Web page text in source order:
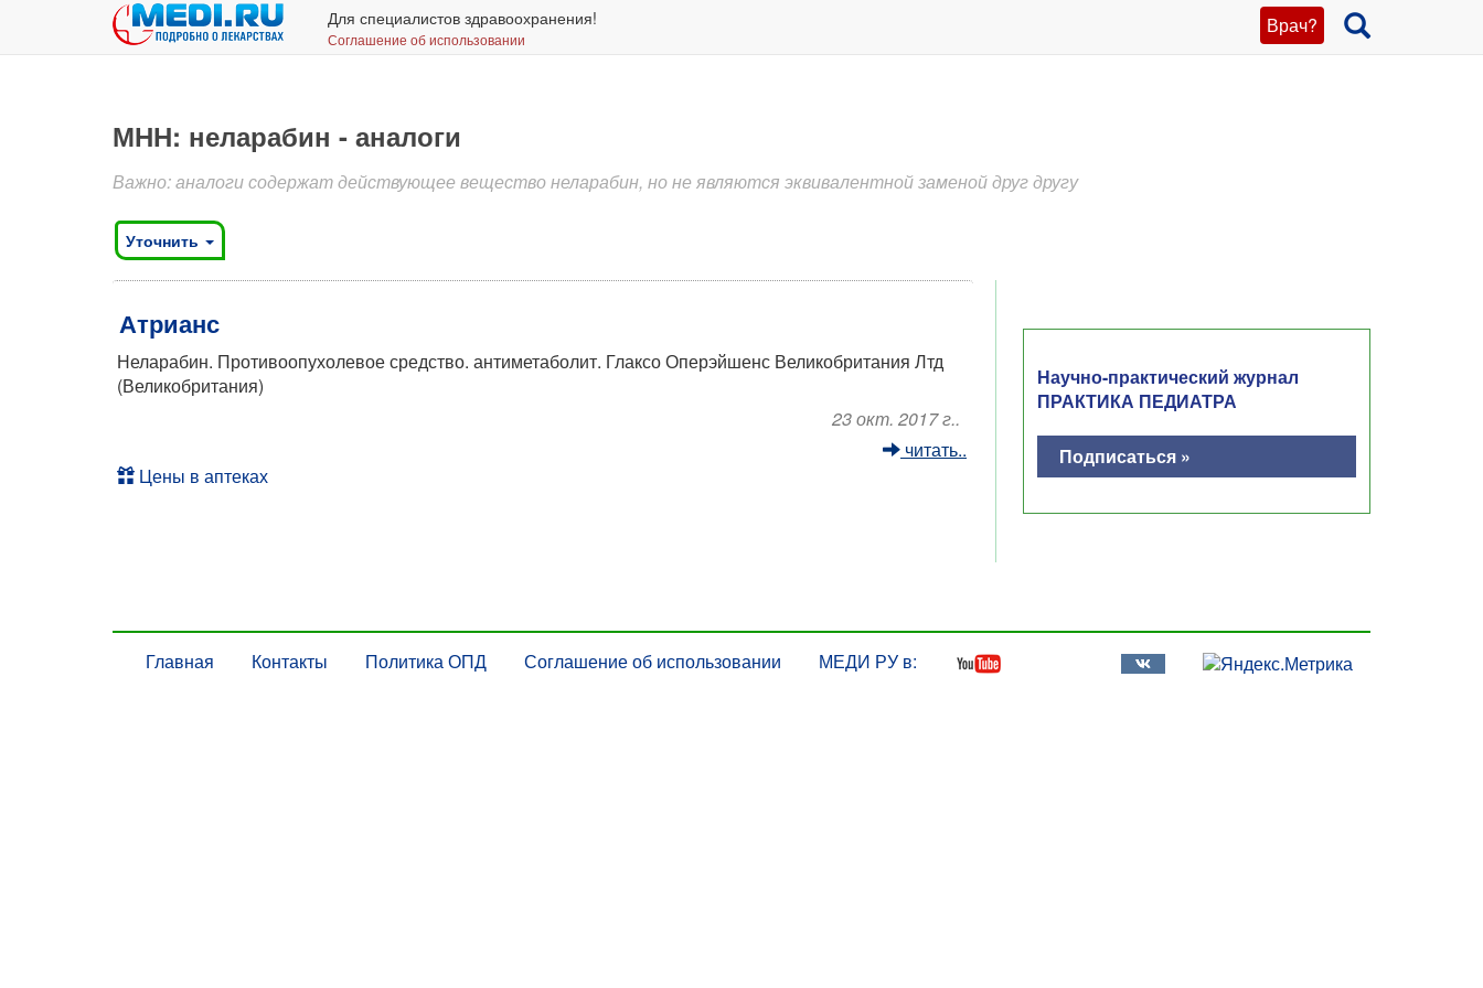
Врач?
Для специалистов здравоохранения!
Соглашение об использовании
МНН: неларабин - аналоги
Важно: аналоги содержат действующее вещество неларабин, но не являются эквивалентной заменой друг другу
Уточнить
Атрианс
Неларабин. Противоопухолевое средство. антиметаболит. Глаксо Оперэйшенс Великобритания Лтд
(Великобритания)
23 окт. 2017 г..
читать..
Цены в аптеках
Научно-практический журнал
ПРАКТИКА ПЕДИАТРА
Подписаться »
Главная Контакты Политика ОПД Соглашение об использовании МЕДИ РУ в: